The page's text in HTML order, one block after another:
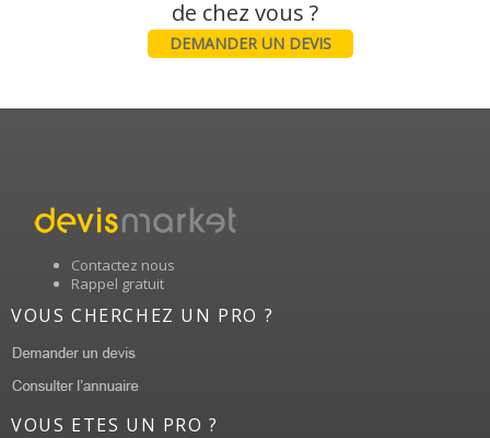
DEMANDER UN DEVIS
Contactez nous
Rappel gratuit
VOUS CHERCHEZ UN PRO ?
VOUS ETES UN PRO ?